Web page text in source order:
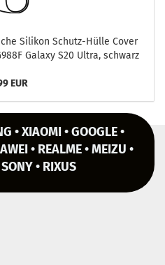
Si­li­kon Schutz-​Hülle Cover
Ga­la­xy S20 Ultra, schwarz
EUR
• XIAOMI • GOOGLE •
• REALME • MEIZU •
• RIXUS